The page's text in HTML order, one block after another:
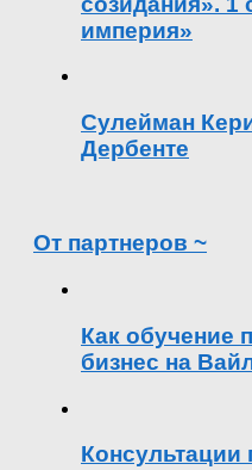
империя»
Сулейман
Дербенте
От партнеров ~
Как обучение
бизнес на
Консультации